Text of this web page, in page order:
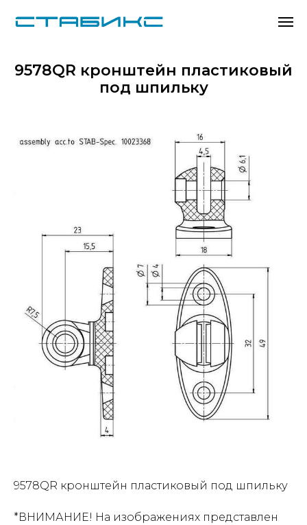
9578QR кронштейн пластиковый
под шпильку
9578QR кронштейн пластиковый под шпильку
*ВНИМАНИЕ! На изображениях представлен